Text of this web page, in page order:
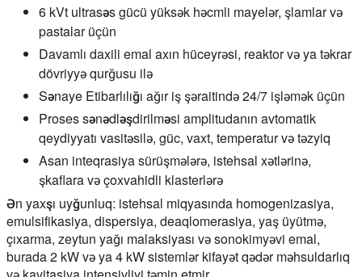
6 kVt ultrasəs gücü yüksək həcmli mayelər, şlamlar və
pastalar üçün
Davamlı daxili emal axın hüceyrəsi, reaktor və ya təkrar
dövriyyə qurğusu ilə
Sənaye Etibarlılığı ağır iş şəraitində 24/7 işləmək üçün
Proses sənədləşdirilməsi amplitudanın avtomatik
qeydiyyatı vasitəsilə, güc, vaxt, temperatur və təzyiq
Asan inteqrasiyasürüşmələrə, istehsal xətlərinə,
şkaflara və çoxvahidli klasterlərə
Ən yaxşı uyğunluq: istehsal miqyasında homogenizasiya,
emulsifikasiya, dispersiya, deaqlomerasiya, yaş üyütmə,
çıxarma, zeytun yağı malaksiyası və sonokimyəvi emal,
burada 2 kW və ya 4 kW sistemlər kifayət qədər məhsuldarlıq